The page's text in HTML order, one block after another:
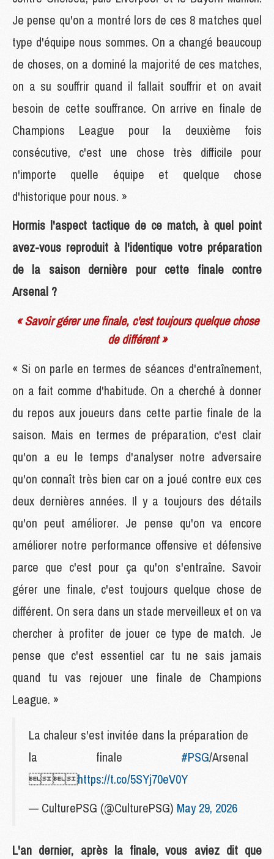
Je pense qu'on a montré lors de ces 8 matches quel
type d'équipe nous sommes. On a changé beaucoup
de choses, on a dominé la majorité de ces matches,
on a su souffrir quand il fallait souffrir et on avait
besoin de cette souffrance. On arrive en finale de
Champions League pour la deuxième fois
consécutive, c'est une chose très difficile pour
n'importe quelle équipe et quelque chose
d'historique pour nous. »
Hormis l'aspect tactique de ce match, à quel point
avez-vous reproduit à l'identique votre préparation
de la saison dernière pour cette finale contre
Arsenal ?
« Savoir gérer une finale, c'est toujours quelque chose
de différent »
« Si on parle en termes de séances d'entraînement,
on a fait comme d'habitude. On a cherché à donner
du repos aux joueurs dans cette partie finale de la
saison. Mais en termes de préparation, c'est clair
qu'on a eu le temps d'analyser notre adversaire
qu'on connaît très bien car on a joué contre eux ces
deux dernières années. Il y a toujours des détails
qu'on peut améliorer. Je pense qu'on va encore
améliorer notre performance offensive et défensive
parce que c'est pour ça qu'on s'entraîne. Savoir
gérer une finale, c'est toujours quelque chose de
différent. On sera dans un stade merveilleux et on va
chercher à profiter de jouer ce type de match. Je
pense que c'est essentiel car tu ne sais jamais
quand tu vas rejouer une finale de Champions
League. »
La chaleur s'est invitée dans la préparation de
la finale #PSG/Arsenal
https://t.co/5SYj70eV0Y
— CulturePSG (@CulturePSG) May 29, 2026
L'an dernier, après la finale, vous aviez dit que